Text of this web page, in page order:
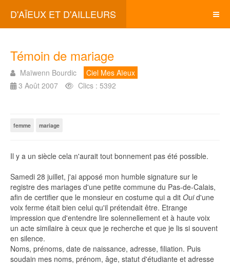
D'AÏEUX ET D'AILLEURS
Témoin de mariage
Maïwenn Bourdic
Ciel Mes Aïeux
3 Août 2007
Clics : 5392
femme mariage
Il y a un siècle cela n'aurait tout bonnement pas été possible.
Samedi 28 juillet, j'ai apposé mon humble signature sur le
registre des mariages d'une petite commune du Pas-de-Calais,
afin de certifier que le monsieur en costume qui a dit Ouid'une
voix ferme était bien celui qu'il prétendait être. Etrange
impression que d'entendre lire solennellement et à haute voix
un acte similaire à ceux que je recherche et que je lis si souvent
en silence.
Noms, prénoms, date de naissance, adresse, filiation. Puis
soudain mes noms, prénom, âge, statut d'étudiante et adresse